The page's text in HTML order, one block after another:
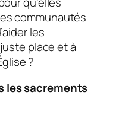
communautés
les
place et à
?
les sacrements